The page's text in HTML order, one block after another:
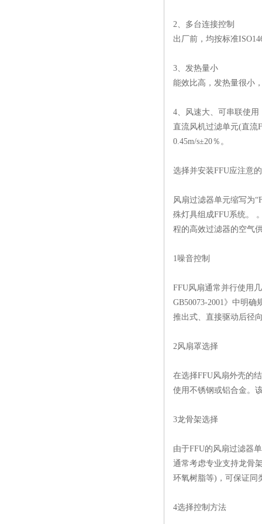
2、多台连接控制
出厂前，均按标准
3、发热量小
能效比高，发热量很小
4、风速大、可串联使用
直流风机过滤单元(直流
0.45m/s±20％。
选择并安装FFU应注意
风扇过滤器单元缩写为
殊灯具组成FFU系统。
程的高效过滤器的空气
1噪音控制
FFU风扇通常并行使用
GB50073-2001》中明
推出式、直接驱动后径
2风扇罩选择
在选择FFU风扇外壳的
使用不锈钢或铝合金。
3龙骨架选择
由于FFU的风扇过滤器
通常考虑专业支持龙骨
环氧树脂等)，可保证同
4选择控制方法